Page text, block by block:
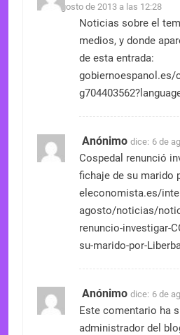
6 de agosto de 2013 a las 12:28
Noticias sobre el
medios, y donde
de esta entrada:
gobiernoespanol.es/
Anónimo dice: 6 de
Cospedal renunció
fichaje de su marido
eleconomista.es/
agosto/noticias/
renuncio-investigar-
su-marido-por-
Anónimo dice: 6 de
Este comentario ha
administrador del